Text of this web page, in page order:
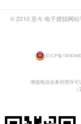
© 2010 至今 电子摆脱网
京ICP备
增值电信业务经营许可